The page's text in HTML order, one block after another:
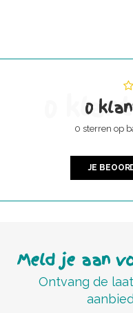
0
0
0 sterren op
JE
Meld je aan
Ontvang de